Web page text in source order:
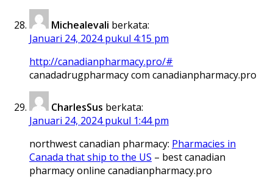
Michealevali berkata:
Januari 24, 2024 pukul 4:15 pm
http://canadianpharmacy.pro/#
canadadrugpharmacy com canadianpharmacy.pro
CharlesSus berkata:
Januari 24, 2024 pukul 1:44 pm
northwest canadian pharmacy: Pharmacies in
Canada that ship to the US – best canadian
pharmacy online canadianpharmacy.pro